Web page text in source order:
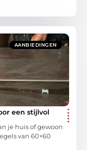
AANBIEDINGEN
een stijlvol
je huis of gewoon
van 60×60